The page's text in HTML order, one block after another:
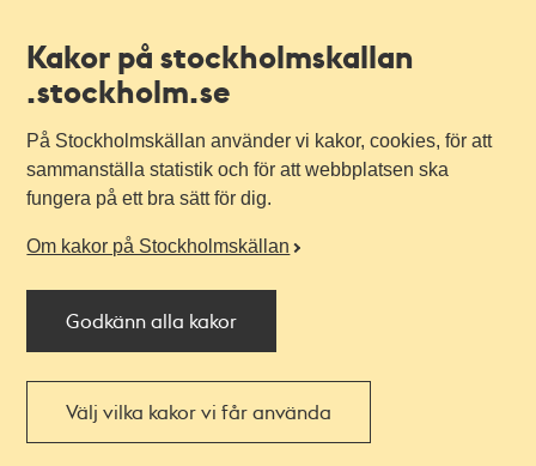
Kakor på stockholmskallan
.stockholm.se
På Stockholmskällan använder vi kakor, cookies, för att
sammanställa statistik och för att webbplatsen ska
fungera på ett bra sätt för dig.
Om kakor på Stockholmskällan
Godkänn alla kakor
Välj vilka kakor vi får använda